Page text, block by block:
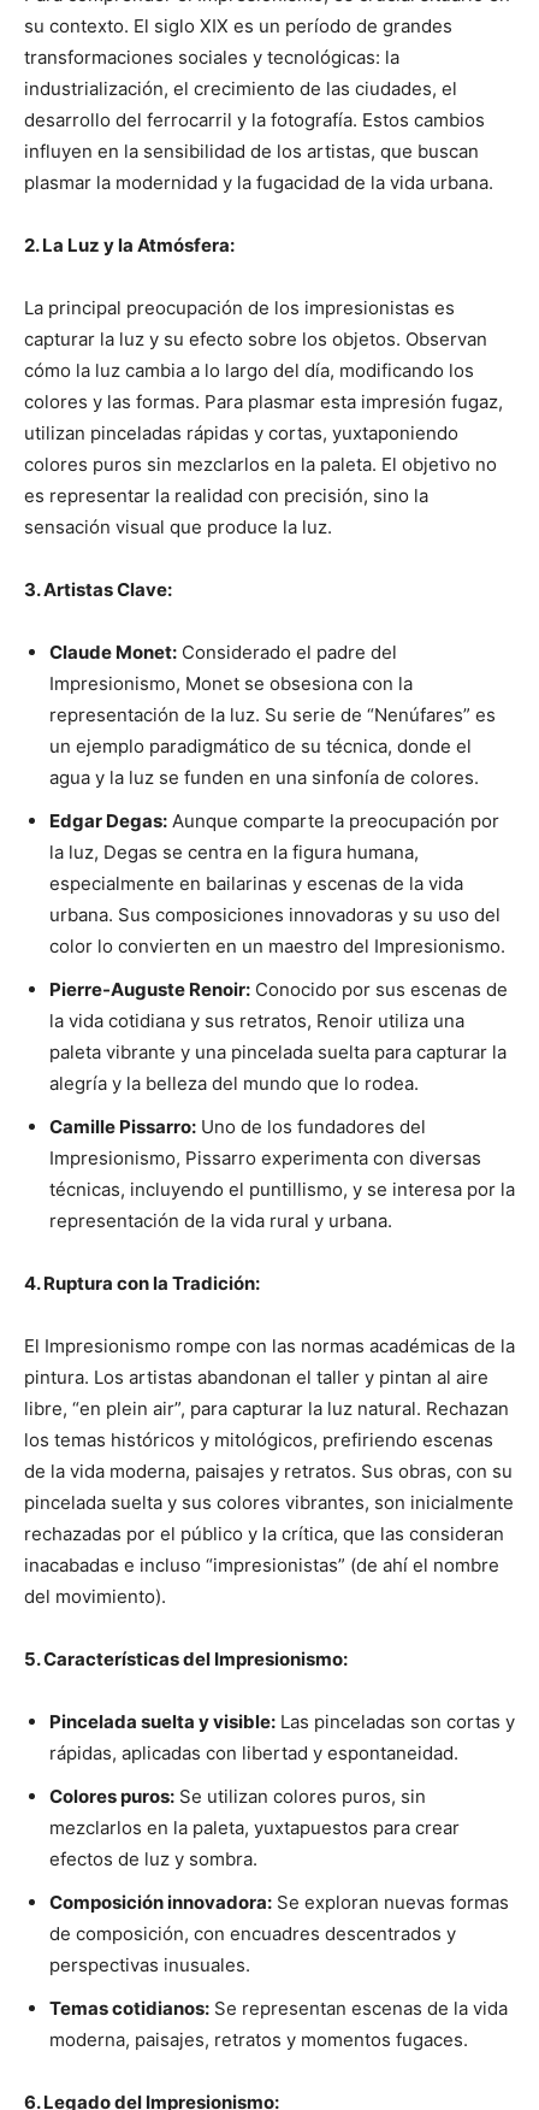
su contexto. El siglo XIX es un período de grandes
transformaciones sociales y tecnológicas: la
industrialización, el crecimiento de las ciudades, el
desarrollo del ferrocarril y la fotografía. Estos cambios
influyen en la sensibilidad de los artistas, que buscan
plasmar la modernidad y la fugacidad de la vida urbana.
2. La Luz y la Atmósfera:
La principal preocupación de los impresionistas es
capturar la luz y su efecto sobre los objetos. Observan
cómo la luz cambia a lo largo del día, modificando los
colores y las formas. Para plasmar esta impresión fugaz,
utilizan pinceladas rápidas y cortas, yuxtaponiendo
colores puros sin mezclarlos en la paleta. El objetivo no
es representar la realidad con precisión, sino la
sensación visual que produce la luz.
3. Artistas Clave:
Claude Monet: Considerado el padre del
Impresionismo, Monet se obsesiona con la
representación de la luz. Su serie de “Nenúfares” es
un ejemplo paradigmático de su técnica, donde el
agua y la luz se funden en una sinfonía de colores.
Edgar Degas: Aunque comparte la preocupación por
la luz, Degas se centra en la figura humana,
especialmente en bailarinas y escenas de la vida
urbana. Sus composiciones innovadoras y su uso del
color lo convierten en un maestro del Impresionismo.
Pierre-Auguste Renoir: Conocido por sus escenas de
la vida cotidiana y sus retratos, Renoir utiliza una
paleta vibrante y una pincelada suelta para capturar la
alegría y la belleza del mundo que lo rodea.
Camille Pissarro: Uno de los fundadores del
Impresionismo, Pissarro experimenta con diversas
técnicas, incluyendo el puntillismo, y se interesa por la
representación de la vida rural y urbana.
4. Ruptura con la Tradición:
El Impresionismo rompe con las normas académicas de la
pintura. Los artistas abandonan el taller y pintan al aire
libre, “en plein air”, para capturar la luz natural. Rechazan
los temas históricos y mitológicos, prefiriendo escenas
de la vida moderna, paisajes y retratos. Sus obras, con su
pincelada suelta y sus colores vibrantes, son inicialmente
rechazadas por el público y la crítica, que las consideran
inacabadas e incluso “impresionistas” (de ahí el nombre
del movimiento).
5. Características del Impresionismo:
Pincelada suelta y visible: Las pinceladas son cortas y
rápidas, aplicadas con libertad y espontaneidad.
Colores puros: Se utilizan colores puros, sin
mezclarlos en la paleta, yuxtapuestos para crear
efectos de luz y sombra.
Composición innovadora: Se exploran nuevas formas
de composición, con encuadres descentrados y
perspectivas inusuales.
Temas cotidianos: Se representan escenas de la vida
moderna, paisajes, retratos y momentos fugaces.
6. Legado del Impresionismo: